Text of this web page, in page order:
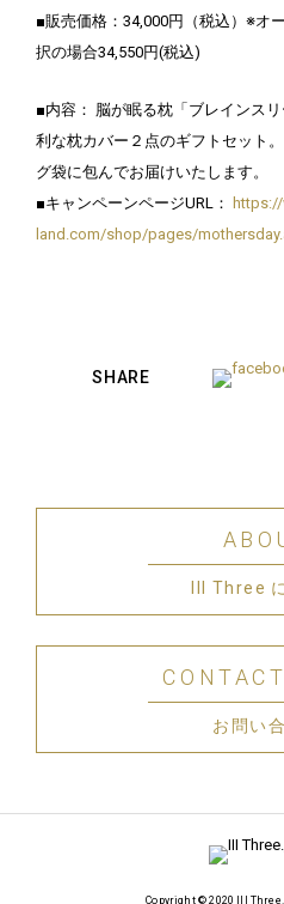
■販売価格：34,000円（税込）※オ
択の場合34,550円(税込)
■内容： 脳が眠る枕「ブレインス
利な枕カバー２点のギフトセット
グ袋に包んでお届けいたします。
■キャンペーンページURL：
land.com/shop/pages/
SHARE
III Three
お問い
Copyright © 2020 III